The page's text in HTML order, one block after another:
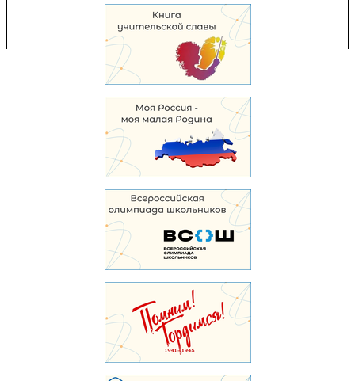
Перепечатка и использование материалов возможны только с разрешения
Управления образования.
103,937,449 уникальных посетителей